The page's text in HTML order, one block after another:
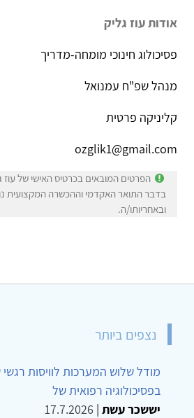
אודות עוז גליק
פסיכולוג חינוכי מומחה-מדריך
מנהל שפ"ח עמנואל
קליניקה פרטית
ozglik1@gmail.com
הפרטים המובאים בכרטיס האישי של עוז
בדבר התואר האקדמי וההכשרה המקצועית
ובאחריותו/ה.
נצפים ביותר
מודל שלוש המערכות לוויסות
בפסיכולוגיה רפואית של
יששכר עשת |
17.7.2026